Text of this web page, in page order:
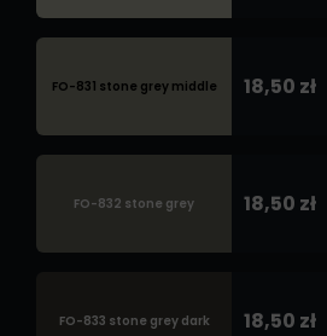
FO-831 stone grey middle 18,50 zł
FO-832 stone grey 18,50 zł
FO-833 stone grey dark 18,50 zł